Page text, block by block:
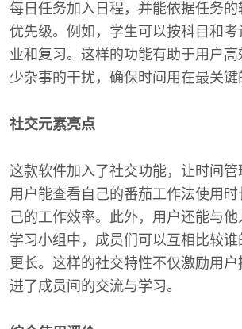
每日任务加入日程，并能依据任务
优先级。例如，学生可以按科目和
业和复习。这样的功能有助于用户
少杂事的干扰，确保时间用在最关键
社交元素亮点
这款软件加入了社交功能，让时间管
用户能查看自己的番茄工作法使用时
己的工作效率。此外，用户还能与
学习小组中，成员们可以互相比较谁
更长。这样的社交特性不仅激励用
进了成员间的交流与学习。